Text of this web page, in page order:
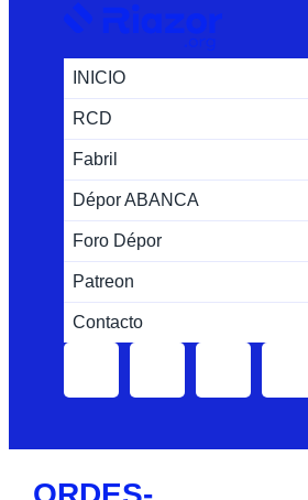
INICIO
RCD
Fabril
Dépor ABANCA
Foro Dépor
Patreon
Contacto